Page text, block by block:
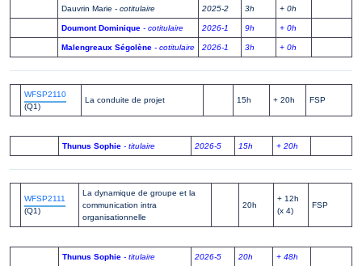
Dauvrin Marie - cotitulaire 2025-2 3h + 0h
Doumont Dominique - cotitulaire 2026-1 9h + 0h
Malengreaux Ségolène - cotitulaire 2026-1 3h + 0h
WFSP2110
(Q1)
La conduite de projet 15h + 20h FSP
Thunus Sophie - titulaire 2026-5 15h + 20h
WFSP2111
(Q1)
La dynamique de groupe et la
communication intra
organisationnelle
20h
+ 12h
(x 4)
FSP
Thunus Sophie - titulaire 2026-5 20h + 48h